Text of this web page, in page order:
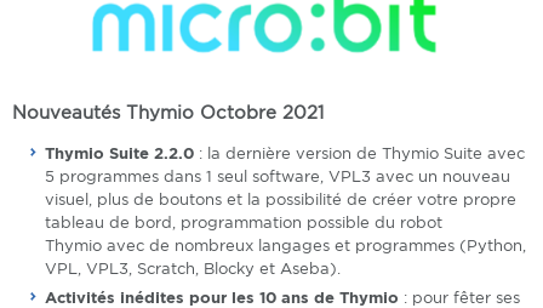
Nouveautés Thymio Octobre 2021
Thymio Suite 2.2.0 : la dernière version de Thymio Suite avec
5 programmes dans 1 seul software, VPL3 avec un nouveau
visuel, plus de boutons et la possibilité de créer votre propre
tableau de bord, programmation possible du robot
Thymio avec de nombreux langages et programmes (Python,
VPL, VPL3, Scratch, Blocky et Aseba).
Activités inédites pour les 10 ans de Thymio : pour fêter ses